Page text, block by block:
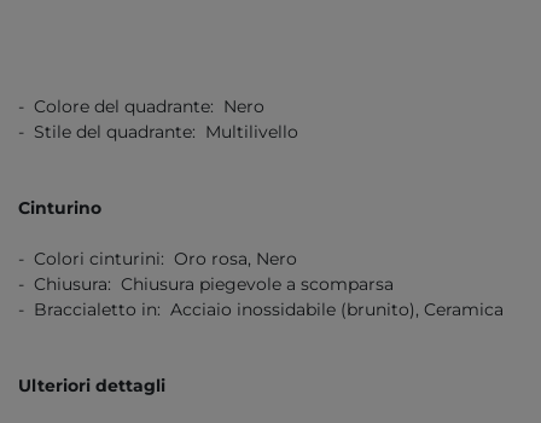
- Colore del quadrante: Nero
- Stile del quadrante: Multilivello
Cinturino
- Colori cinturini: Oro rosa, Nero
- Chiusura: Chiusura piegevole a scomparsa
- Braccialetto in: Acciaio inossidabile (brunito), Ceramica
Ulteriori dettagli